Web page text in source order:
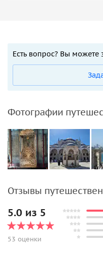
Есть вопрос? Вы можете
Фотографии
Отзывы
5.0 из 5
53 оценки